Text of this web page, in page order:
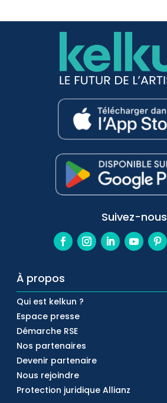
Suivez-nous
À propos
Qui est kelkun ?
Espace presse
Démarche RSE
Nos partenaires
Devenir partenaire
Nous rejoindre
Protection juridique Allianz